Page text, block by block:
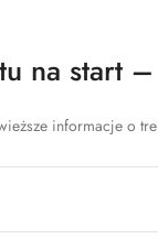
na start
informacje o